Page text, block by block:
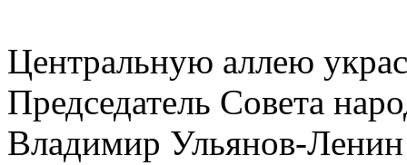
Центральную аллею
Председатель Совета
Владимир Ульянов-Ленин